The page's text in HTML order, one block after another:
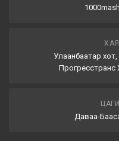
Улаанбаатар
Прогресстранс
Даваа-